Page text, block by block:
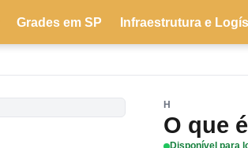
Grades em SP Infraestrutura e
H
O que
Disponível para